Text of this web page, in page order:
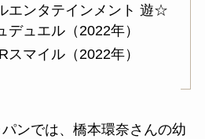
エンタテインメント 遊☆
ュエル（2022年）
スマイル（2022年）
ンでは、橋本環奈さんの幼